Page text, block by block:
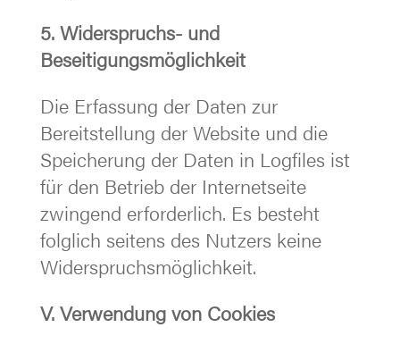
5. Widerspruchs- und
Beseitigungsmöglichkeit
Die Erfassung der Daten zur
Bereitstellung der Website und die
Speicherung der Daten in Logfiles ist
für den Betrieb der Internetseite
zwingend erforderlich. Es besteht
folglich seitens des Nutzers keine
Widerspruchsmöglichkeit.
V. Verwendung von Cookies